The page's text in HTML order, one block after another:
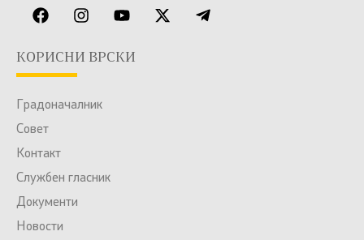
КОРИСНИ ВРСКИ
Градоначалник
Совет
Контакт
Службен гласник
Документи
Новости